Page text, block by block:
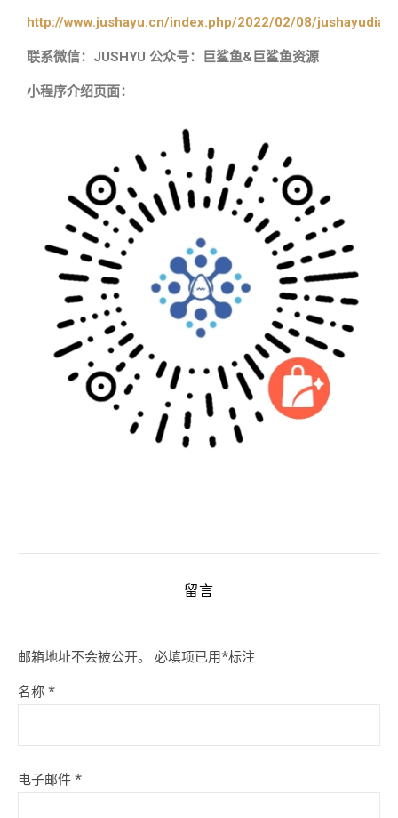
http://www.jushayu.cn/index.php/2022/02/08/
联系微信：JUSHYU 公众号：巨鲨鱼&巨鲨鱼资源
小程序介绍页面：
留言
邮箱地址不会被公开。 必填项已用*标注
名称 *
电子邮件 *